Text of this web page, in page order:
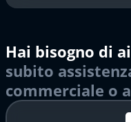
Hai bisogno di
subito
commerciale o